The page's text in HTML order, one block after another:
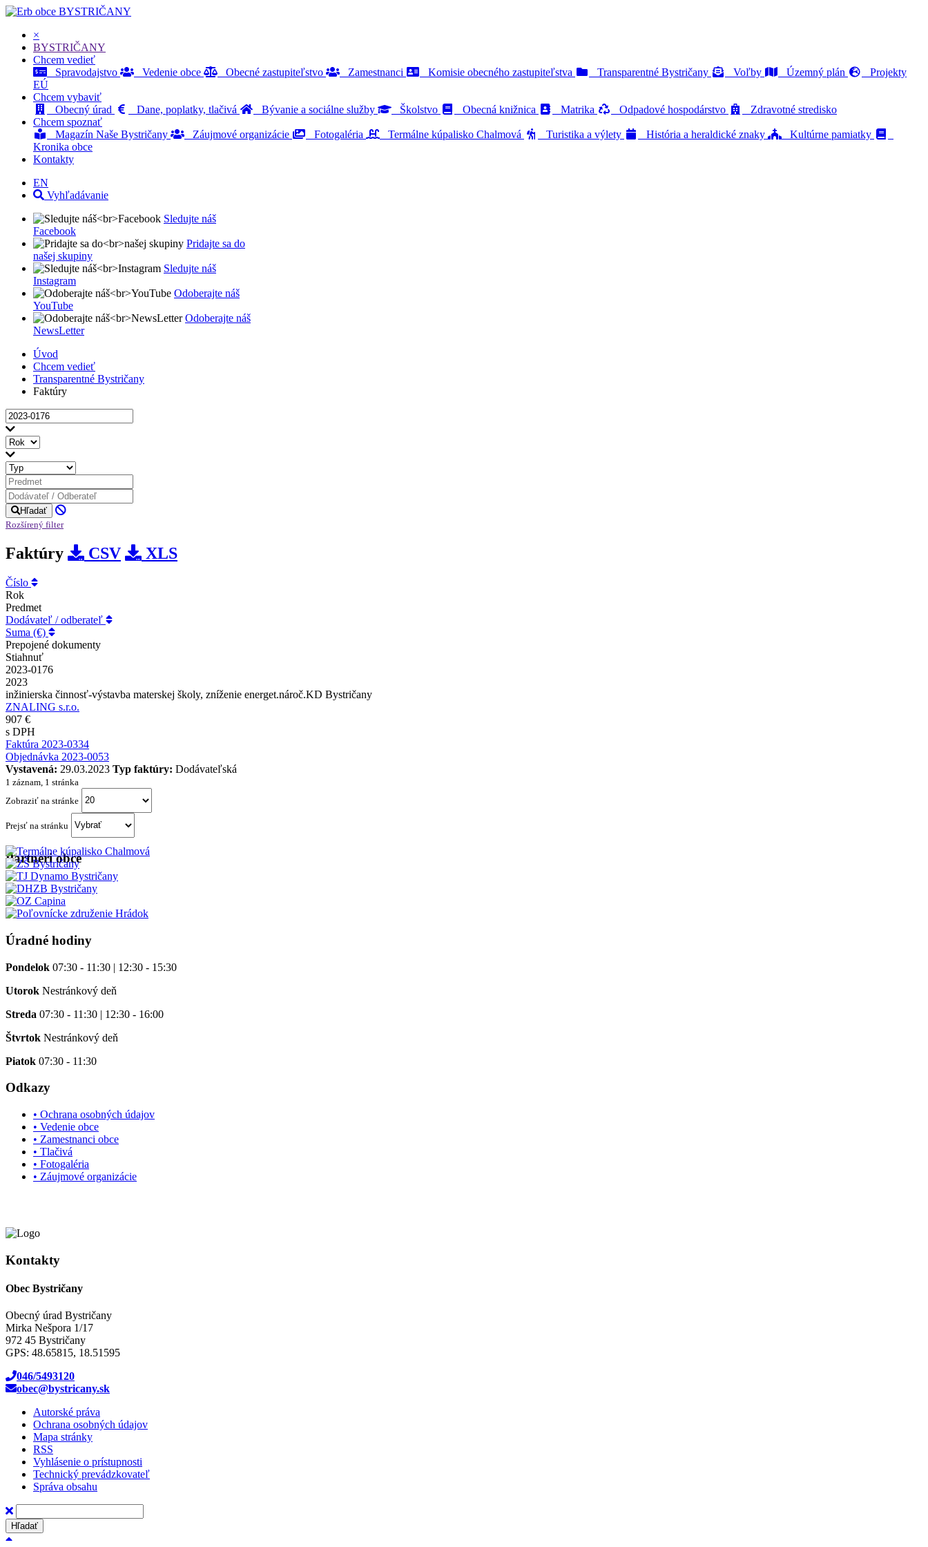
BYSTRIČANY
×
BYSTRIČANY
Chcem vedieť
Spravodajstvo
Vedenie obce Obecné zastupiteľstvo Zamestnanci Komisie obecného zastupiteľstva Transparentné Bystričany Voľby Územný plán
Projekty
EÚ
Chcem vybaviť
Obecný úrad
Dane, poplatky, tlačivá Bývanie a sociálne služby Školstvo Obecná knižnica Matrika Odpadové hospodárstvo
Zdravotné stredisko
Chcem spoznať
Magazín Naše Bystričany
Záujmové organizácie Fotogaléria Termálne kúpalisko Chalmová Turistika a výlety História a heraldické znaky
Kultúrne pamiatky
Kronika obce
Kontakty
EN
Vyhľadávanie
Sledujte náš
Facebook
Pridajte sa do
našej skupiny
Sledujte náš
Instagram
Odoberajte náš
YouTube
Odoberajte náš
NewsLetter
Úvod
Chcem vedieť
Transparentné Bystričany
Faktúry
Hľadať
Rozšírený filter
Faktúry CSV XLS
Číslo
Rok
Predmet
Dodávateľ / odberateľ
Suma (€)
Prepojené dokumenty
Stiahnuť
2023-0176
2023
inžinierska činnosť-výstavba materskej školy, zníženie energet.nároč.KD Bystričany
ZNALING s.r.o.
907 €
s DPH
Faktúra 2023-0334
Objednávka 2023-0053
Vystavená: 29.03.2023 Typ faktúry: Dodávateľská
1 záznam, 1 stránka
Zobraziť na stránke
Prejsť na stránku
Partneri obce
Úradné hodiny
Pondelok 07:30 - 11:30 | 12:30 - 15:30
Utorok Nestránkový deň
Streda 07:30 - 11:30 | 12:30 - 16:00
Štvrtok Nestránkový deň
Piatok 07:30 - 11:30
Odkazy
• Ochrana osobných údajov
• Vedenie obce
• Zamestnanci obce
• Tlačivá
• Fotogaléria
• Záujmové organizácie
Kontakty
Obec Bystričany
Obecný úrad Bystričany
Mirka Nešpora 1/17
972 45 Bystričany
GPS: 48.65815, 18.51595
046/5493120
obec@bystricany.sk
Autorské práva
Ochrana osobných údajov
Mapa stránky
RSS
Vyhlásenie o prístupnosti
Technický prevádzkovateľ
Správa obsahu
Hľadať